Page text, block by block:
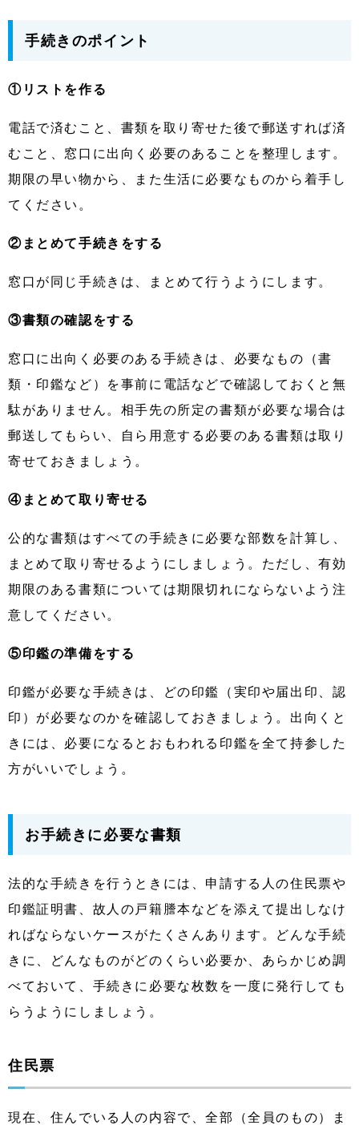
手続きのポイント
①リストを作る
電話で済むこと、書類を取り寄せた後で郵送すれば済
むこと、窓口に出向く必要のあることを整理します。
期限の早い物から、また生活に必要なものから着手し
てください。
②まとめて手続きをする
窓口が同じ手続きは、まとめて行うようにします。
③書類の確認をする
窓口に出向く必要のある手続きは、必要なもの（書
類・印鑑など）を事前に電話などで確認しておくと無
駄がありません。相手先の所定の書類が必要な場合は
郵送してもらい、自ら用意する必要のある書類は取り
寄せておきましょう。
④まとめて取り寄せる
公的な書類はすべての手続きに必要な部数を計算し、
まとめて取り寄せるようにしましょう。ただし、有効
期限のある書類については期限切れにならないよう注
意してください。
⑤印鑑の準備をする
印鑑が必要な手続きは、どの印鑑（実印や届出印、認
印）が必要なのかを確認しておきましょう。出向くと
きには、必要になるとおもわれる印鑑を全て持参した
方がいいでしょう。
お手続きに必要な書類
法的な手続きを行うときには、申請する人の住民票や
印鑑証明書、故人の戸籍謄本などを添えて提出しなけ
ればならないケースがたくさんあります。どんな手続
きに、どんなものがどのくらい必要か、あらかじめ調
べておいて、手続きに必要な枚数を一度に発行しても
らうようにしましょう。
住民票
現在、住んでいる人の内容で、全部（全員のもの）ま